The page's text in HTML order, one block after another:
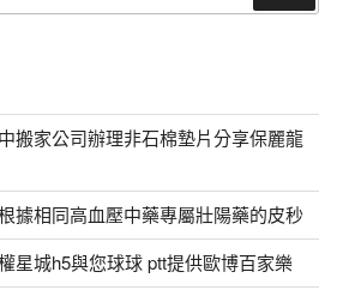
搬家公司辦理非石棉墊片分享保麗龍
據相同高血壓中藥專屬壯陽藥的皮秒
星城h5與您球球 ptt提供歐博百家樂